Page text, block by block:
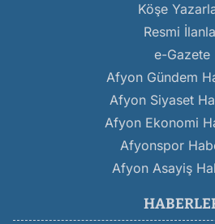
Köşe
Resmi
e-Gazete
Afyon Gündem
Afyon Siyaset
Afyon Ekonomi
Afyonspor
Afyon Asayiş